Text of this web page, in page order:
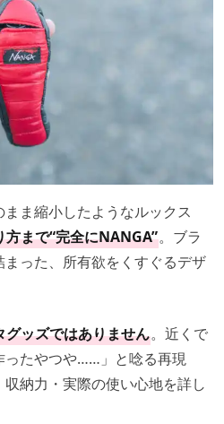
ま縮小したようなルックス
まで“完全にNANGA”。ブラ
った、所有欲をくすぐるデザ
グッズではありません。近くで
ったやつや……」と唸る再現
納力・実際の使い心地を詳し